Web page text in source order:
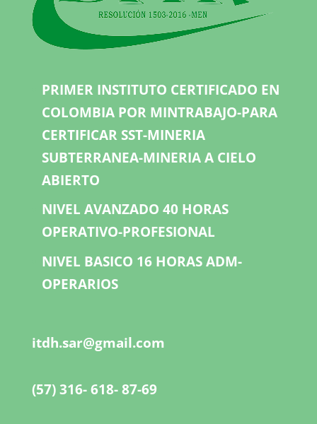
PRIMER INSTITUTO CERTIFICADO EN
COLOMBIA POR MINTRABAJO-PARA
CERTIFICAR SST-MINERIA
SUBTERRANEA-MINERIA A CIELO
ABIERTO
NIVEL AVANZADO 40 HORAS
OPERATIVO-PROFESIONAL
NIVEL BASICO 16 HORAS ADM-
OPERARIOS
itdh.sar@gmail.com
(57) 316- 618- 87-69